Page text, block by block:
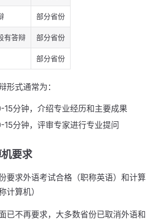
部分省份
有答辩 部分省份
部分省份
形式通常为：
15分钟，介绍专业经历和主要成果
15分钟，评审专家进行专业提问
要求
要求外语考试合格（职称英语）和计算
计算机）
已不再要求，大多数省份已取消外语和